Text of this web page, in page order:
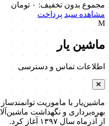
مجموع بدون تخفیف: ۰ تومان
مشاهده سبد پرداخت
M
ماشین یار
اطلاعات تماس و دسترسی
ماشین‌یار با ماموریت
بهره‌برداری و نگهداشت
از آذرماه سال ۱۳۹۷ آغاز کرد.